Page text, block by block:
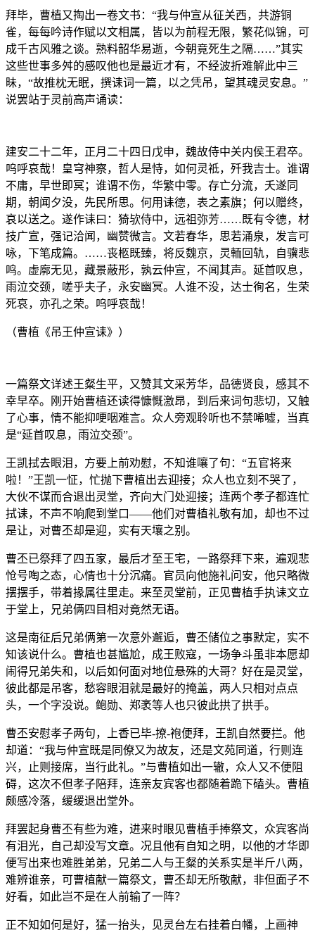
拜毕，曹植又掏出一卷文书：“我与仲宣从征关西，共游铜
雀，每每吟诗作赋以文相属，皆以为前程无限，繁花似锦，可
成千古风雅之谈。熟料韶华易逝，今朝竟死生之隔……”其实
这些世事多舛的感叹他也是最近才有，不经波折难解此中三
昧，“故推枕无眠，撰诔词一篇，以之凭吊，望其魂灵安息。”
说罢站于灵前高声诵读：
建安二十二年，正月二十四日戊申，魏故侍中关内侯王君卒。
呜呼哀哉！皇穹神察，哲人是恃，如何灵祗，歼我吉士。谁谓
不庸，早世即冥；谁谓不伤，华繁中零。存亡分流，夭遂同
期，朝闻夕没，先民所思。何用诔德，表之素旗；何以赠终，
哀以送之。遂作诔曰：猗欤侍中，远祖弥芳……既有令德，材
技广宣，强记洽闻，幽赞微言。文若春华，思若涌泉，发言可
咏，下笔成篇。……丧柩既臻，将反魏京，灵輀回轨，自骥悲
鸣。虚廓无见，藏景蔽形，孰云仲宣，不闻其声。延首叹息，
雨泣交颈，嗟乎夫子，永安幽冥。人谁不没，达士徇名，生荣
死哀，亦孔之荣。呜呼哀哉！
（曹植《吊王仲宣诔》）
一篇祭文详述王粲生平，又赞其文采芳华，品德贤良，感其不
幸早卒。刚开始曹植还读得慷慨激昂，到后来词句悲切，又触
了心事，情不能抑哽咽难言。众人旁观聆听也不禁唏嘘，当真
是“延首叹息，雨泣交颈”。
王凯拭去眼泪，方要上前劝慰，不知谁嚷了句：“五官将来
啦！”王凯一怔，忙抛下曹植出去迎接；众人也立刻不哭了，
大伙不谋而合退出灵堂，齐向大门处迎接；连两个孝子都连忙
拭诔，不声不响爬到堂口——他们对曹植礼敬有加，却也不过
是让，对曹丕却是迎，实有天壤之别。
曹丕已祭拜了四五家，最后才至王宅，一路祭拜下来，遍观悲
怆号啕之态，心情也十分沉痛。官员向他施礼问安，他只略微
摆摆手，带着掾属往里走。来至灵堂前，正见曹植手执诔文立
于堂上，兄弟俩四目相对竟然无语。
这是南征后兄弟俩第一次意外邂逅，曹丕储位之事默定，实不
知该说什么。曹植也甚尴尬，成王败寇，一场争斗虽非本愿却
闹得兄弟失和，以后如何面对地位悬殊的大哥？好在是灵堂，
彼此都是吊客，愁容眼泪就是最好的掩盖，两人只相对点点
头，一个字没说。鲍勋、郑袤等人也只彼此拱了拱手。
曹丕安慰孝子两句，上香已毕-撩-袍便拜，王凯自然要拦。他
却道：“我与仲宣既是同僚又为故友，还是文苑同道，行则连
兴，止则接席，当行此礼。”与曹植如出一辙，众人又不便阻
碍，这次不但孝子陪拜，连亲友宾客也都随着跪下磕头。曹植
颇感冷落，缓缓退出堂外。
拜罢起身曹丕有些为难，进来时眼见曹植手捧祭文，众宾客尚
有泪光，自己却没写文章。况且他有自知之明，以他的才华即
便写出来也难胜弟弟，兄弟二人与王粲的关系实是半斤八两，
难辨谁亲，可曹植献一篇祭文，曹丕却无所敬献，非但面子不
好看，如此岂不是在人前输了一阵？
正不知如何是好，猛一抬头，见灵台左右挂着白幡，上画神